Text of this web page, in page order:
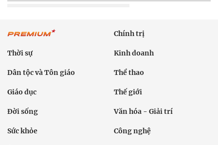
Chính trị
Thời sự Kinh doanh
Dân tộc và Tôn giáo Thể thao
Giáo dục Thế giới
Đời sống Văn hóa - Giải trí
Sức khỏe Công nghệ